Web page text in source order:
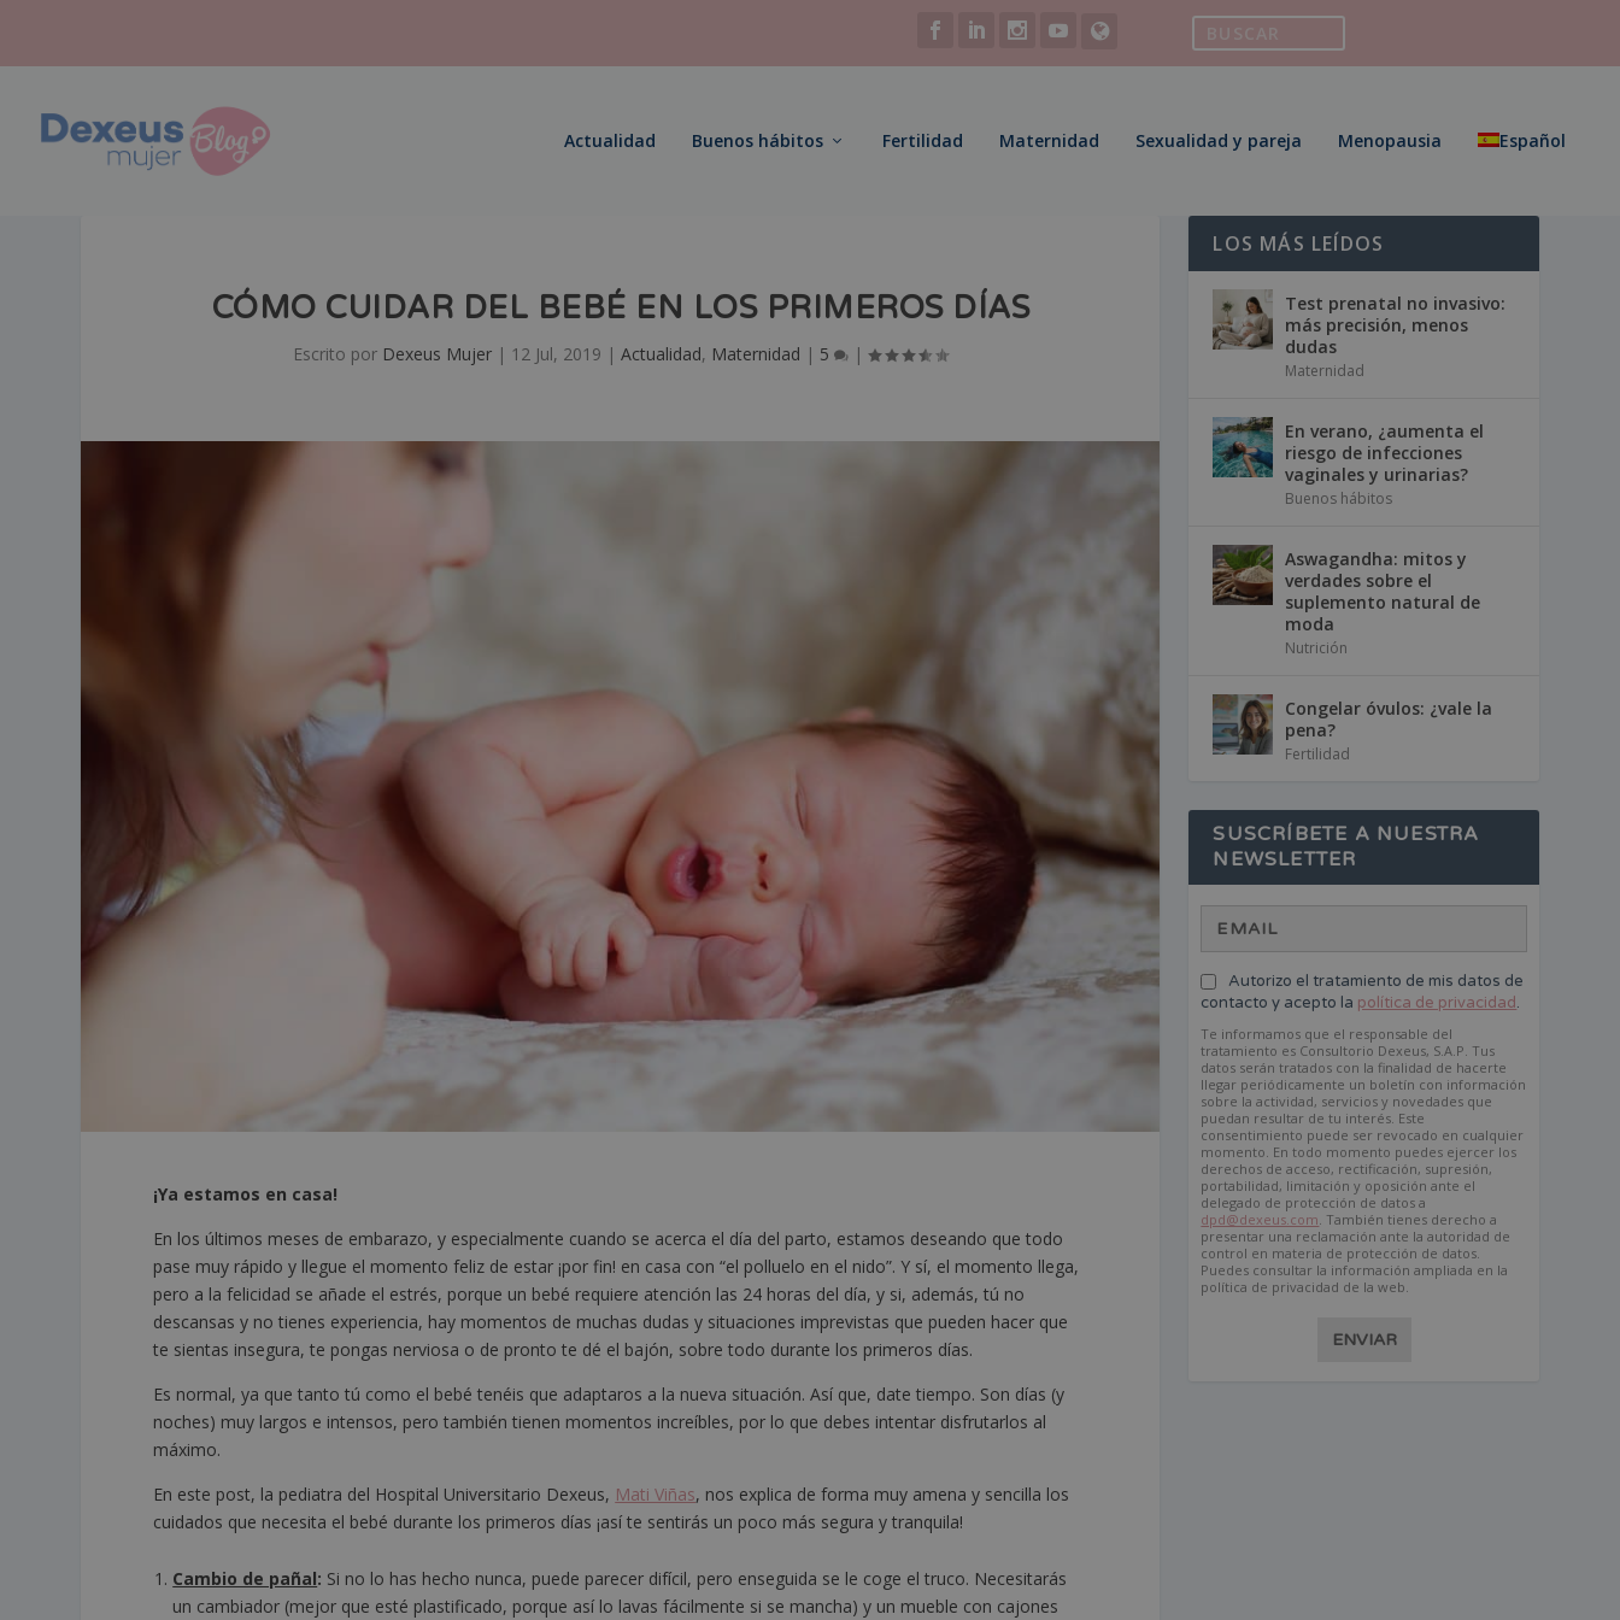
Actualidad Buenos hábitos Fertilidad Maternidad Sexualidad y pareja Menopausia Español
CÓMO CUIDAR DEL BEBÉ EN LOS PRIMEROS DÍAS
Escrito por Dexeus Mujer | 12 Jul, 2019 |Actualidad, Maternidad | 5 |
¡Ya estamos en casa!
En los últimos meses de embarazo, y especialmente cuando se acerca el día del parto, estamos deseando que todo
pase muy rápido y llegue el momento feliz de estar ¡por fin! en casa con “el polluelo en el nido”. Y sí, el momento llega,
pero a la felicidad se añade el estrés, porque un bebé requiere atención las 24 horas del día, y si, además, tú no
descansas y no tienes experiencia, hay momentos de muchas dudas y situaciones imprevistas que pueden hacer que
te sientas insegura, te pongas nerviosa o de pronto te dé el bajón, sobre todo durante los primeros días.
Es normal, ya que tanto tú como el bebé tenéis que adaptaros a la nueva situación. Así que, date tiempo. Son días (y
noches) muy largos e intensos, pero también tienen momentos increíbles, por lo que debes intentar disfrutarlos al
máximo.
En este post, la pediatra del Hospital Universitario Dexeus, Mati Viñas, nos explica de forma muy amena y sencilla los
cuidados que necesita el bebé durante los primeros días ¡así te sentirás un poco más segura y tranquila!
Cambio de pañal: Si no lo has hecho nunca, puede parecer difícil, pero enseguida se le coge el truco. Necesitarás
un cambiador (mejor que esté plastificado, porque así lo lavas fácilmente si se mancha) y un mueble con cajones
LOS MÁS LEÍDOS
Test prenatal no invasivo:
más precisión, menos
dudas
Maternidad
En verano, ¿aumenta el
riesgo de infecciones
vaginales y urinarias?
Buenos hábitos
Aswagandha: mitos y
verdades sobre el
suplemento natural de
moda
Nutrición
Congelar óvulos: ¿vale la
pena?
Fertilidad
SUSCRÍBETE A NUESTRA
NEWSLETTER
Autorizo el tratamiento de mis datos de
contacto y acepto la política de privacidad.
Te informamos que el responsable del
tratamiento es Consultorio Dexeus, S.A.P. Tus
datos serán tratados con la finalidad de hacerte
llegar periódicamente un boletín con información
sobre la actividad, servicios y novedades que
puedan resultar de tu interés. Este
consentimiento puede ser revocado en cualquier
momento. En todo momento puedes ejercer los
derechos de acceso, rectificación, supresión,
portabilidad, limitación y oposición ante el
delegado de protección de datos a
dpd@dexeus.com. También tienes derecho a
presentar una reclamación ante la autoridad de
control en materia de protección de datos.
Puedes consultar la información ampliada en la
política de privacidad de la web.
ENVIAR